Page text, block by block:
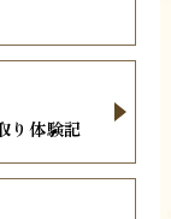
り体験記